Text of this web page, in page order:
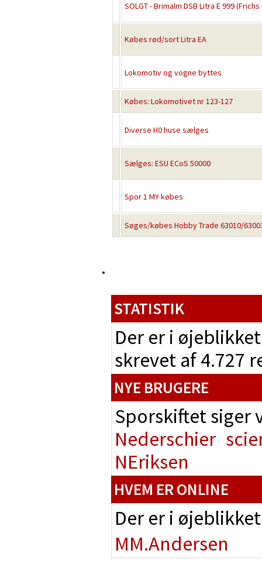
SOLGT - Brimalm DSB Litra E 999
Købes rød/sort Litra EA
Lokomotiv og vogne byttes
Købes: Lokomotivet nr 123-127
Diverse H0 huse sælges
Sælges: ESU ECoS 50000
Spor 1 MY købes
Søges/købes Hobby Trade 63010/
STATISTIK
Der er i
skrevet af 4.727
NYE BRUGERE
Sporskiftet
Nederschier
NEriksen
HVEM ER ONLINE
Der er i
MM.Andersen